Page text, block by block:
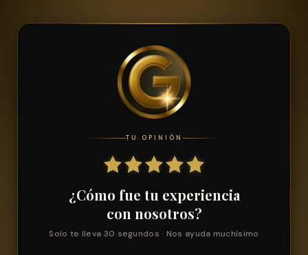
TU OPINIÓN
¿Cómo fue tu experiencia
con nosotros?
Solo te lleva 30 segundos · Nos ayuda muchísimo